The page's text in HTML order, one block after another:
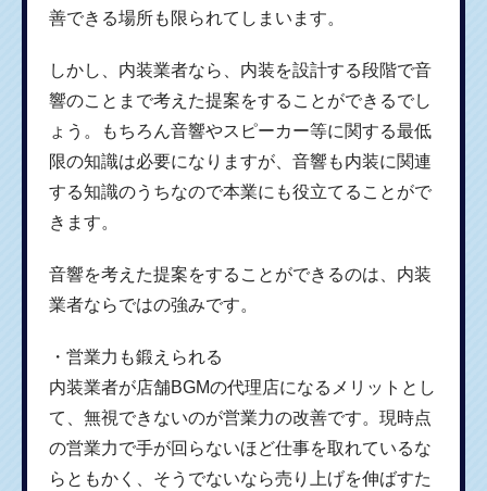
善できる場所も限られてしまいます。
しかし、内装業者なら、内装を設計する段階で音
響のことまで考えた提案をすることができるでし
ょう。もちろん音響やスピーカー等に関する最低
限の知識は必要になりますが、音響も内装に関連
する知識のうちなので本業にも役立てることがで
きます。
音響を考えた提案をすることができるのは、内装
業者ならではの強みです。
・営業力も鍛えられる
内装業者が店舗BGMの代理店になるメリットとし
て、無視できないのが営業力の改善です。現時点
の営業力で手が回らないほど仕事を取れているな
らともかく、そうでないなら売り上げを伸ばすた